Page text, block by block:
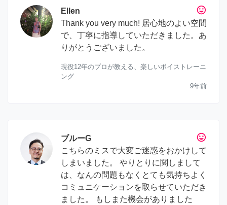
tag_faces
Ellen
Thank you very much! 居心地のよい空間
で、丁寧に指導していただきました。あ
りがとうございました。
現役12年のプロが教える、楽しいボイストレーニ
ング
9年前
tag_faces
ブルーG
こちらのミスで大変ご迷惑をおかけして
しまいました。 やりとりに関しまして
は、なんの問題もなくとても気持ちよく
コミュニケーションを取らせていただき
ました。 もしまた機会がありました